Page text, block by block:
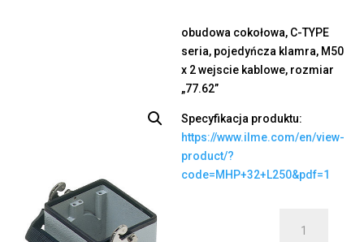
obudowa cokołowa, C-TYPE
seria, pojedyńcza klamra, M50
x 2 wejscie kablowe, rozmiar
„77.62”
Specyfikacja produktu:
https://www.ilme.com/en/view-
product/?
code=MHP+32+L250&pdf=1